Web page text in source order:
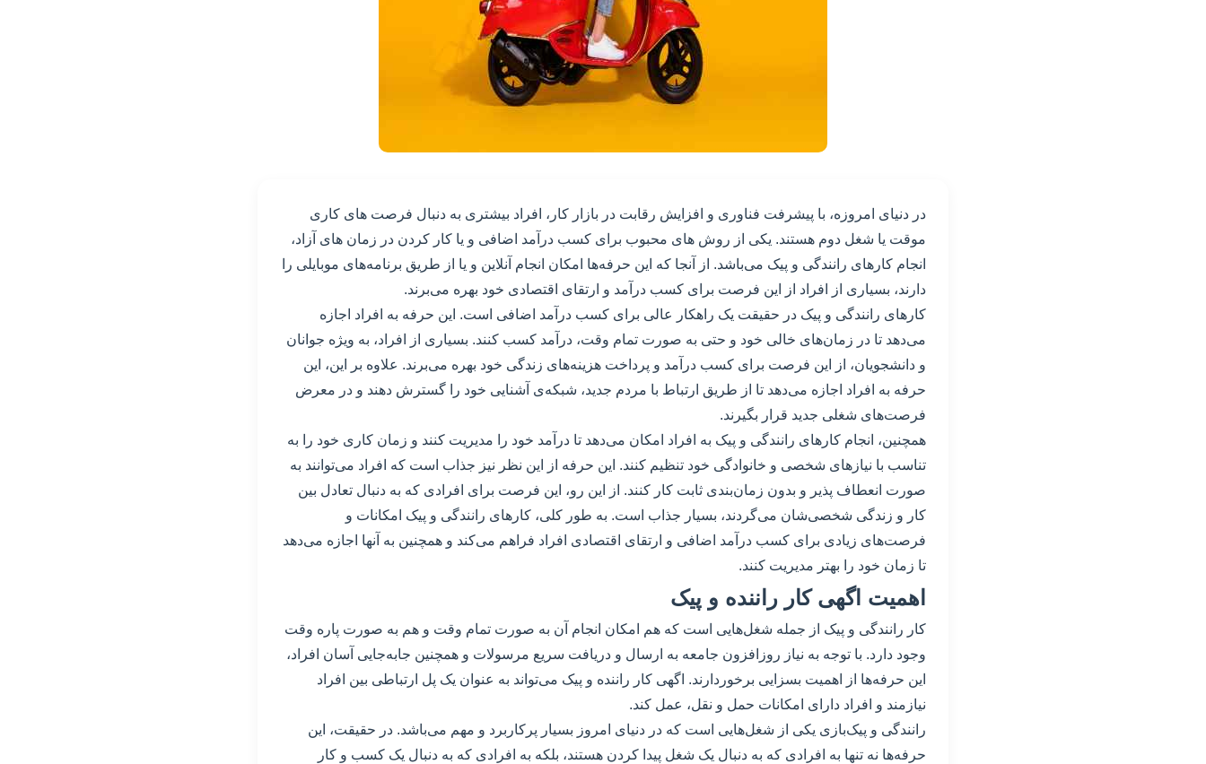
در دنیای امروزه، با پیشرفت فناوری و افزایش رقابت در بازار کار، افراد بیشتری به دنبال فرصت های کاری
موقت یا شغل دوم هستند. یکی از روش های محبوب برای کسب درآمد اضافی و یا کار کردن در زمان های آزاد،
انجام کارهای رانندگی و پیک می‌باشد. از آنجا که این حرفه‌ها امکان انجام آنلاین و یا از طریق برنامه‌های موبایلی را
دارند، بسیاری از افراد از این فرصت برای کسب درآمد و ارتقای اقتصادی خود بهره می‌برند.
کارهای رانندگی و پیک در حقیقت یک راهکار عالی برای کسب درآمد اضافی است. این حرفه به افراد اجازه
می‌دهد تا در زمان‌های خالی خود و حتی به صورت تمام وقت، درآمد کسب کنند. بسیاری از افراد، به ویژه جوانان
و دانشجویان، از این فرصت برای کسب درآمد و پرداخت هزینه‌های زندگی خود بهره می‌برند. علاوه بر این، این
حرفه به افراد اجازه می‌دهد تا از طریق ارتباط با مردم جدید، شبکه‌ی آشنایی خود را گسترش دهند و در معرض
فرصت‌های شغلی جدید قرار بگیرند.
همچنین، انجام کارهای رانندگی و پیک به افراد امکان می‌دهد تا درآمد خود را مدیریت کنند و زمان کاری خود را به
تناسب با نیازهای شخصی و خانوادگی خود تنظیم کنند. این حرفه از این نظر نیز جذاب است که افراد می‌توانند به
صورت انعطاف پذیر و بدون زمان‌بندی ثابت کار کنند. از این رو، این فرصت برای افرادی که به دنبال تعادل بین
کار و زندگی شخصی‌شان می‌گردند، بسیار جذاب است. به طور کلی، کارهای رانندگی و پیک امکانات و
فرصت‌های زیادی برای کسب درآمد اضافی و ارتقای اقتصادی افراد فراهم می‌کند و همچنین به آنها اجازه می‌دهد
تا زمان خود را بهتر مدیریت کنند.
اهمیت اگهی کار راننده و پیک
کار رانندگی و پیک از جمله شغل‌هایی است که هم امکان انجام آن به صورت تمام وقت و هم به صورت پاره وقت
وجود دارد. با توجه به نیاز روزافزون جامعه به ارسال و دریافت سریع مرسولات و همچنین جابه‌جایی آسان افراد،
این حرفه‌ها از اهمیت بسزایی برخوردارند. اگهی کار راننده و پیک می‌تواند به عنوان یک پل ارتباطی بین افراد
نیازمند و افراد دارای امکانات حمل و نقل، عمل کند.
رانندگی و پیک‌بازی یکی از شغل‌هایی است که در دنیای امروز بسیار پرکاربرد و مهم می‌باشد. در حقیقت، این
حرفه‌ها نه تنها به افرادی که به دنبال یک شغل پیدا کردن هستند، بلکه به افرادی که به دنبال یک کسب و کار